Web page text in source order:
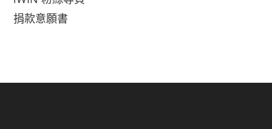
捐款意願書